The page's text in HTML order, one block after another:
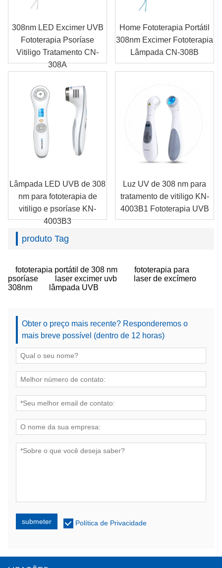
308nm LED Excimer UVB
Fototerapia Psoríase
Vitiligo Tratamento CN-
308A
Home Fototerapia Portátil
308nm Excimer Fototerapia
Lâmpada CN-308B
Lâmpada LED UVB de 308
nm para fototerapia de
vitiligo e psoríase KN-
4003B3
Luz UV de 308 nm para
tratamento de vitiligo KN-
4003B1 Fototerapia UVB
produto Tag
fototerapia portátil de 308 nm
fototerapia para
psoríase
laser excimer uvb
laser de excímero
308nm
lâmpada UVB
Obter o preço mais recente? Responderemos o
mais breve possível (dentro de 12 horas)
submeter Política de Privacidade